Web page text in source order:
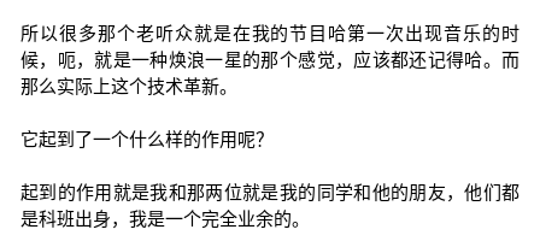
所以很多那个老听众就是在我的节目哈第一次出现音乐的时
候，呃，就是一种焕浪一星的那个感觉，应该都还记得哈。而
那么实际上这个技术革新。
它起到了一个什么样的作用呢？
起到的作用就是我和那两位就是我的同学和他的朋友，他们都
是科班出身，我是一个完全业余的。